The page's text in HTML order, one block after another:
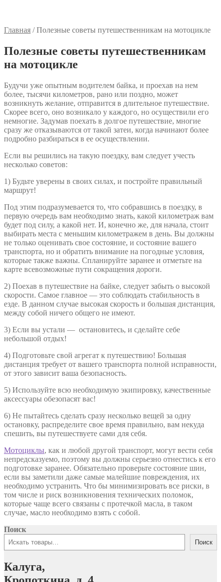
Главная /Полезные советы путешественникам на мотоцикле
Полезные советы путешественникам
на мотоцикле
Будучи уже опытным водителем байка, и проехав на нем
более, тысячи километров, рано или поздно, может
возникнуть желание, отправится в длительное путешествие.
Скорее всего, оно возникало у каждого, но осуществили его
немногие. Задумав поехать в долгое путешествие, многие
сразу же отказываются от такой затеи, когда начинают более
подробно разбираться в ее осуществлении.
Если вы решились на такую поездку, вам следует учесть
несколько советов:
1) Будьте уверены в своих силах, и постройте правильный
маршрут!
Под этим подразумевается то, что собравшись в поездку, в
первую очередь вам необходимо знать, какой километраж вам
будет под силу, а какой нет. И, конечно же, для начала, стоит
выбирать места с меньшим километражем в день. Вы должны
не только оценивать свое состояние, и состояние вашего
транспорта, но и обратить внимание на погодные условия,
которые также важны. Спланируйте заранее и отметьте на
карте всевозможные пути сокращения дороги.
2) Поехав в путешествие на байке, следует забыть о высокой
скорости. Самое главное — это соблюдать стабильность в
езде. В данном случае высокая скорость и большая дистанция,
между собой ничего общего не имеют.
3) Если вы устали — остановитесь, и сделайте себе
небольшой отдых!
4) Подготовьте свой агрегат к путешествию! Большая
дистанция требует от вашего транспорта полной исправности,
от этого зависит ваша безопасность.
5) Используйте всю необходимую экипировку, качественные
аксессуары обезопасят вас!
6) Не пытайтесь сделать сразу несколько вещей за одну
остановку, распределите свое время правильно, вам некуда
спешить, вы путешествуете сами для себя.
Мотоциклы, как и любой другой транспорт, могут вести себя
непредсказуемо, поэтому вы должны серьезно отнестись к его
подготовке заранее. Обязательно проверьте состояние шин,
если вы заметили даже самые малейшие повреждения, их
необходимо устранить. Что бы минимизировать все риски, в
том числе и риск возникновения технических поломок,
которые чаще всего связаны с протечкой масла, в таком
случае, масло необходимо взять с собой.
Поиск
Поиск
Калуга,